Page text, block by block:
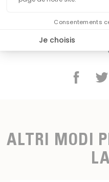
Condividere
ALTRI MODI